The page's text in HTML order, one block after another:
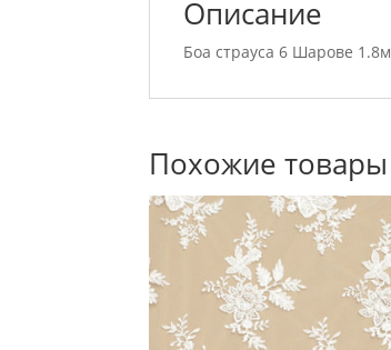
Описание
Боа страуса 6 Шарове 1.8м
Похожие товары